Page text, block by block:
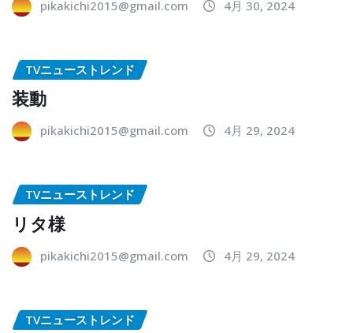
pikakichi2015@gmail.com 4月 30, 2024
TVニューストレンド
装動
pikakichi2015@gmail.com 4月 29, 2024
TVニューストレンド
リタ様
pikakichi2015@gmail.com 4月 29, 2024
TVニューストレンド